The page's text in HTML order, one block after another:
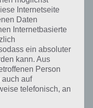
Internetseite
Daten
Internetbasierte
ein absoluter
kann. Aus
Person
auf
telefonisch, an